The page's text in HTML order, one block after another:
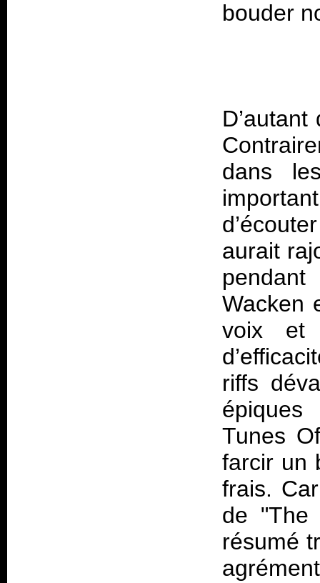
dans
aurait
Wacken
voix et
riffs
Tunes
farcir un
frais.
de "The
résumé